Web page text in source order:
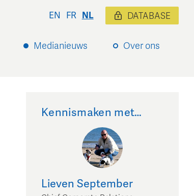
Medianieuws Over ons
EN FR NL DATABASE
Kennismaken met…
Lieven September